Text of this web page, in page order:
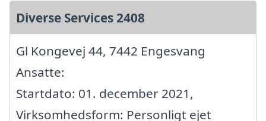
Diverse Services 2408
Gl Kongevej 44, 7442 Engesvang
Ansatte:
Startdato: 01. december 2021,
Virksomhedsform: Personligt ejet